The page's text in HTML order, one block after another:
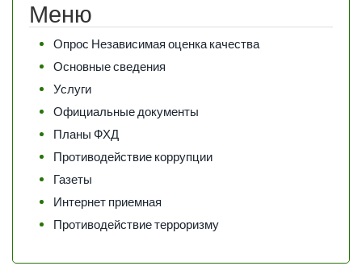
Меню
Опрос Независимая оценка качества
Основные сведения
Услуги
Официальные документы
Планы ФХД
Противодействие коррупции
Газеты
Интернет приемная
Противодействие терроризму